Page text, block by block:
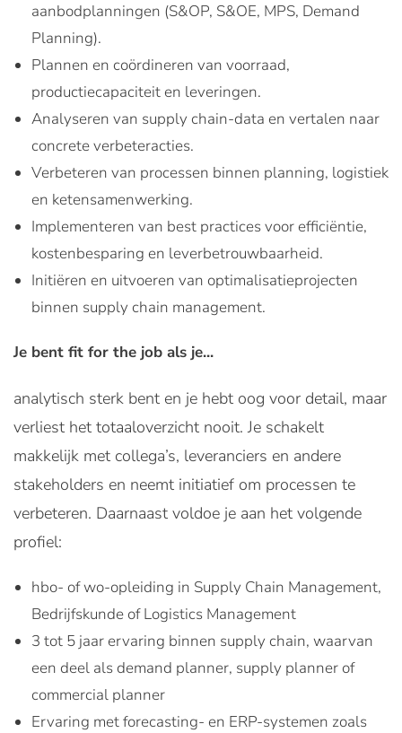
aanbodplanningen (S&OP, S&OE, MPS, Demand
Planning).
Plannen en coördineren van voorraad,
productiecapaciteit en leveringen.
Analyseren van supply chain-data en vertalen naar
concrete verbeteracties.
Verbeteren van processen binnen planning, logistiek
en ketensamenwerking.
Implementeren van best practices voor efficiëntie,
kostenbesparing en leverbetrouwbaarheid.
Initiëren en uitvoeren van optimalisatieprojecten
binnen supply chain management.
Je bent fit for the job als je...
analytisch sterk bent en je hebt oog voor detail, maar
verliest het totaaloverzicht nooit. Je schakelt
makkelijk met collega’s, leveranciers en andere
stakeholders en neemt initiatief om processen te
verbeteren. Daarnaast voldoe je aan het volgende
profiel:
hbo- of wo-opleiding in Supply Chain Management,
Bedrijfskunde of Logistics Management
3 tot 5 jaar ervaring binnen supply chain, waarvan
een deel als demand planner, supply planner of
commercial planner
Ervaring met forecasting- en ERP-systemen zoals